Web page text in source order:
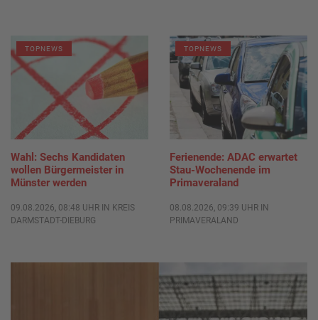
TOPNEWS
Wahl: Sechs Kandidaten
wollen Bürgermeister in
Münster werden
09.08.2026, 08:48 UHR IN KREIS
DARMSTADT-DIEBURG
TOPNEWS
Ferienende: ADAC erwartet
Stau-Wochenende im
Primaveraland
08.08.2026, 09:39 UHR IN
PRIMAVERALAND